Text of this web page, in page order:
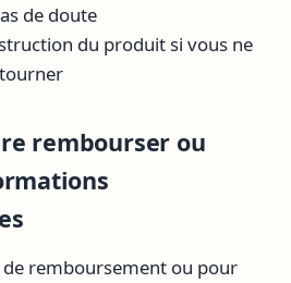
de doute
du produit si vous ne
rembourser ou
remboursement ou pour